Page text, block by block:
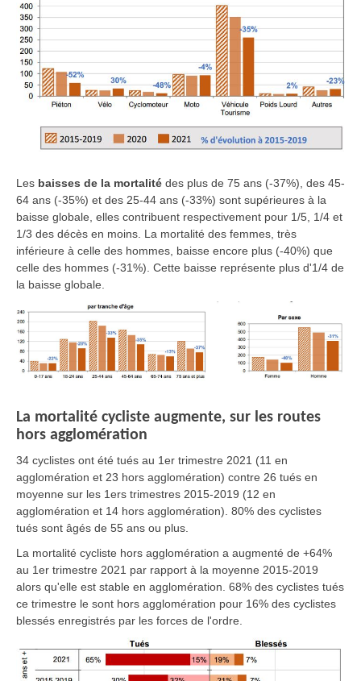
Les baisses de la mortalité des plus de 75 ans (-37%), des 45-
64 ans (-35%) et des 25-44 ans (-33%) sont supérieures à la
baisse globale, elles contribuent respectivement pour 1/5, 1/4 et
1/3 des décès en moins. La mortalité des femmes, très
inférieure à celle des hommes, baisse encore plus (-40%) que
celle des hommes (-31%). Cette baisse représente plus d'1/4 de
la baisse globale.
La mortalité cycliste augmente, sur les routes
hors agglomération
34 cyclistes ont été tués au 1er trimestre 2021 (11 en
agglomération et 23 hors agglomération) contre 26 tués en
moyenne sur les 1ers trimestres 2015-2019 (12 en
agglomération et 14 hors agglomération). 80% des cyclistes
tués sont âgés de 55 ans ou plus.
La mortalité cycliste hors agglomération a augmenté de +64%
au 1er trimestre 2021 par rapport à la moyenne 2015-2019
alors qu'elle est stable en agglomération. 68% des cyclistes tués
ce trimestre le sont hors agglomération pour 16% des cyclistes
blessés enregistrés par les forces de l'ordre.